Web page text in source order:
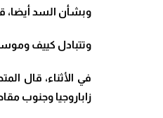
وبشأن السد أيضا، قالت
وتتبادل كييف
في الأثناء، قال المتحدث
زاباروجيا وجنوب